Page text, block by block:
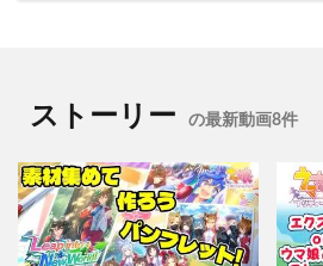
ストーリー の最新動画8件